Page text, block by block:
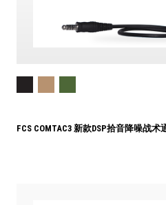
FCS COMTAC3 新款DSP拾音降噪战术